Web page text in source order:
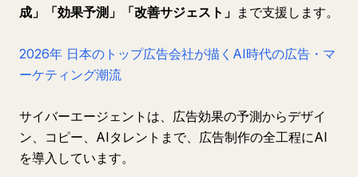
成」「効果予測」「改善サジェスト」 まで支援します。
2026年 日本のトップ広告会社が描くAI時代の広告・マ
ーケティング潮流
サイバーエージェントは、広告効果の予測からデザイ
ン、コピー、AIタレントまで、広告制作の全工程にAI
を導入しています。